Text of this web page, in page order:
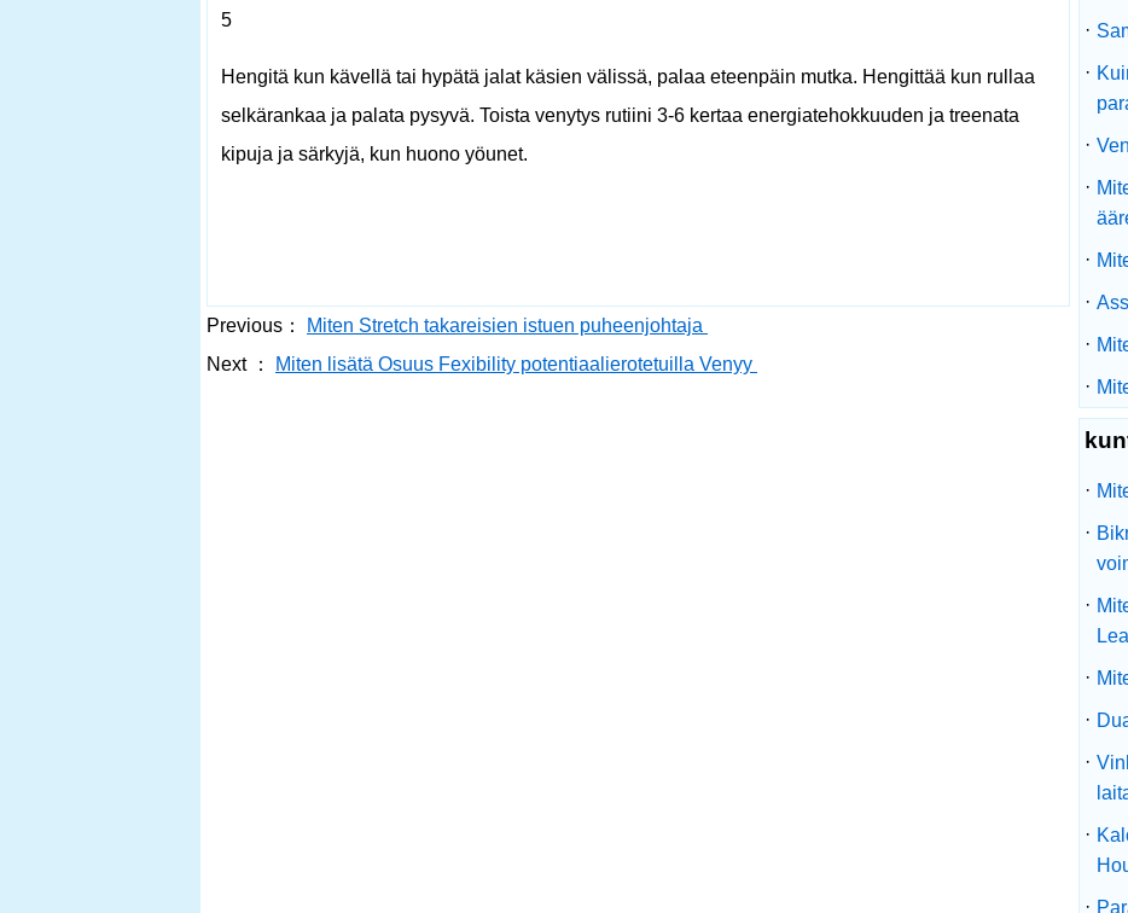
5
Hengitä kun kävellä tai hypätä jalat käsien välissä, palaa eteenpäin mutka. Hengittää kun rullaa
selkärankaa ja palata pysyvä. Toista venytys rutiini 3-6 kertaa energiatehokkuuden ja treenata
kipuja ja särkyjä, kun huono yöunet.
Previous：
Miten Stretch takareisien istuen puheenjohtaja
Next ：
Miten lisätä Osuus Fexibility potentiaalierotetuilla Venyy
·
·
·
·
·
·
·
·
·
·
·
·
·
·
·
·